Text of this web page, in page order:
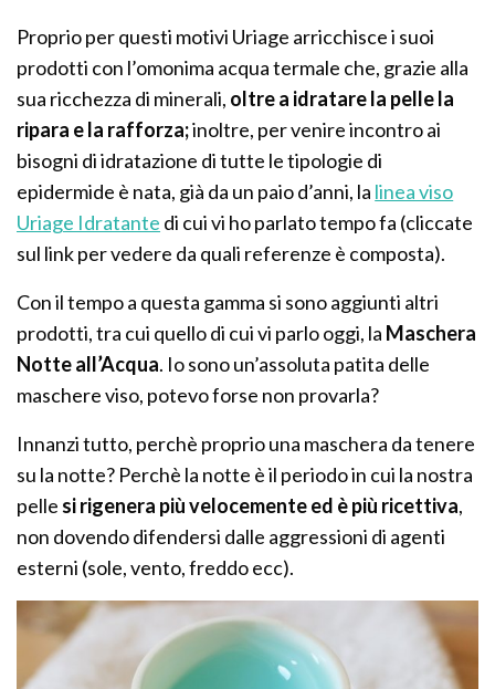
Proprio per questi motivi Uriage arricchisce i suoi
prodotti con l’omonima acqua termale che, grazie alla
sua ricchezza di minerali, oltre a idratare la pelle la
ripara e la rafforza;inoltre, per venire incontro ai
bisogni di idratazione di tutte le tipologie di
epidermide è nata, già da un paio d’anni, la linea viso
Uriage Idratante di cui vi ho parlato tempo fa (cliccate
sul link per vedere da quali referenze è composta).
Con il tempo a questa gamma si sono aggiunti altri
prodotti, tra cui quello di cui vi parlo oggi, la Maschera
Notte all’Acqua. Io sono un’assoluta patita delle
maschere viso, potevo forse non provarla?
Innanzi tutto, perchè proprio una maschera da tenere
su la notte? Perchè la notte è il periodo in cui la nostra
pelle si rigenera più velocemente ed è più ricettiva,
non dovendo difendersi dalle aggressioni di agenti
esterni (sole, vento, freddo ecc).